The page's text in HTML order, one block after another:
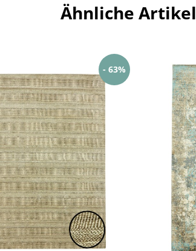
Ähnliche Artikel
- 63%